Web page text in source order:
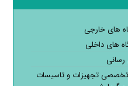
های خارجی
های داخلی
رسانی
تجهیزات و تاسیسات